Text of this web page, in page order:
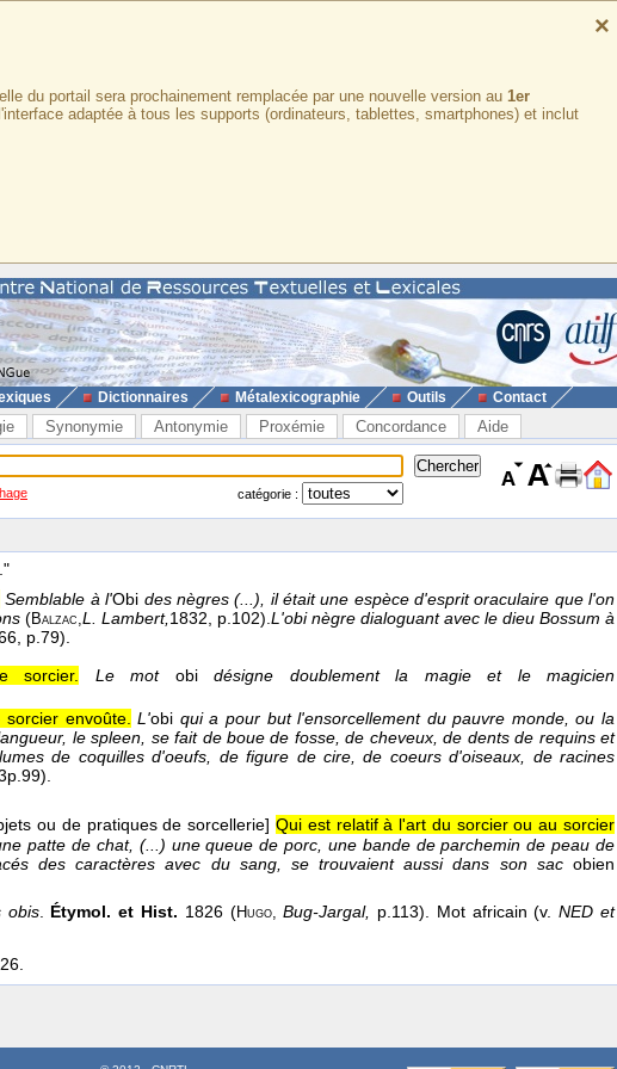
×
du portail sera prochainement remplacée par une nouvelle version au 1er
adaptée à tous les supports (ordinateurs, tablettes, smartphones) et inclut
Dictionnaires Métalexicographie Outils Contact
Synonymie Antonymie Proxémie Concordance Aide
catégorie :
Semblable à l'Obi des nègres (...), il était une espèce d'esprit oraculaire que l'on
(Balzac,L. Lambert,1832, p.102).L'obi nègre dialoguant avec le dieu Bossum à
, p.79).
sorcier. Le motobidésigne doublement la magie et le magicien
envoûte. L'obi qui a pour but l'ensorcellement du pauvre monde, ou la
le spleen, se fait de boue de fosse, de cheveux, de dents de requins et
de coquilles d'oeufs, de figure de cire, de coeurs d'oiseaux, de racines
p.99).
ou de pratiques de sorcellerie] Qui est relatif à l'art du sorcier ou au sorcier
patte de chat, (...) une queue de porc, une bande de parchemin de peau de
des caractères avec du sang, se trouvaient aussi dans son sacobien
obis. Étymol. et Hist. 1826 (Hugo, Bug-Jargal, p.113). Mot africain (v.NED et